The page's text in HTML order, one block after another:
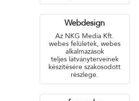
Webdesign
Az NKG Media Kft.
webes felületek, webes
alkalmazások
teljes látványterveinek
készítésére szakosodott
részlege.